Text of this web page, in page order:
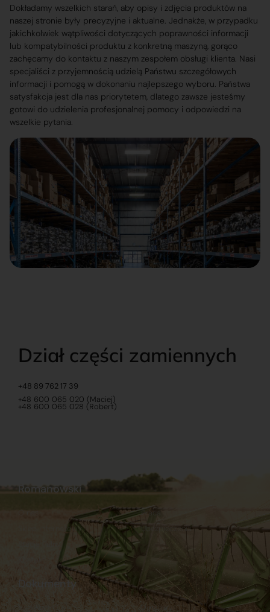
Dokładamy wszelkich starań, aby opisy i zdjęcia produktów na
naszej stronie były precyzyjne i aktualne. Jednakże, w przypadku
jakichkolwiek wątpliwości dotyczących poprawności informacji
lub kompatybilności produktu z konkretną maszyną, gorąco
zachęcamy do kontaktu z naszym zespołem obsługi klienta. Nasi
specjaliści z przyjemnością udzielą Państwu szczegółowych
informacji i pomogą w dokonaniu najlepszego wyboru. Państwa
satysfakcja jest dla nas priorytetem, dlatego zawsze jesteśmy
gotowi do udzielenia profesjonalnej pomocy i odpowiedzi na
wszelkie pytania.
Dział części zamiennych
+48 89 762 17 39
+48 600 065 020 (Maciej)
+48 600 065 028 (Robert)
Dokumenty
Regulamin Dostawy
Romanowski
Sklep internetowy
Praca
Ubezpieczenia